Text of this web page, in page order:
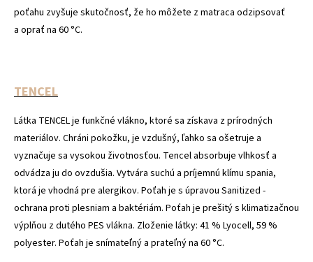
poťahu zvyšuje skutočnosť, že ho môžete z matraca odzipsovať
a oprať na 60 °C.
TENCEL
Látka TENCEL je funkčné vlákno, ktoré sa získava z prírodných
materiálov. Chráni pokožku, je vzdušný, ľahko sa ošetruje a
vyznačuje sa vysokou životnosťou. Tencel absorbuje vlhkosť a
odvádza ju do ovzdušia. Vytvára suchú a príjemnú klímu spania,
ktorá je vhodná pre alergikov. Poťah je s úpravou Sanitized -
ochrana proti plesniam a baktériám. Poťah je prešitý s klimatizačnou
výplňou z dutého PES vlákna. Zloženie látky: 41 % Lyocell, 59 %
polyester. Poťah je snímateľný a prateľný na 60 °C.